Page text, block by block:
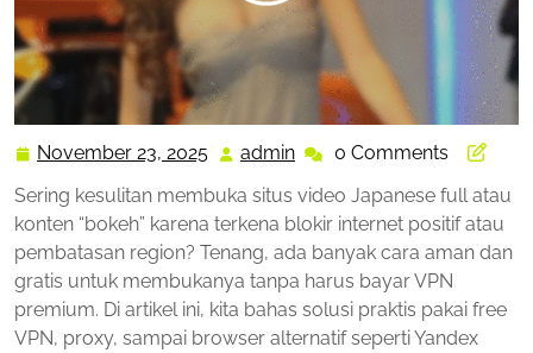
November 23, 2025 November
admin admin0 Comments
Sering kesulitan membuka situs video Japanese full atau
konten “bokeh” karena terkena blokir internet positif atau
pembatasan region? Tenang, ada banyak cara aman dan
gratis untuk membukanya tanpa harus bayar VPN
premium. Di artikel ini, kita bahas solusi praktis pakai free
VPN, proxy, sampai browser alternatif seperti Yandex